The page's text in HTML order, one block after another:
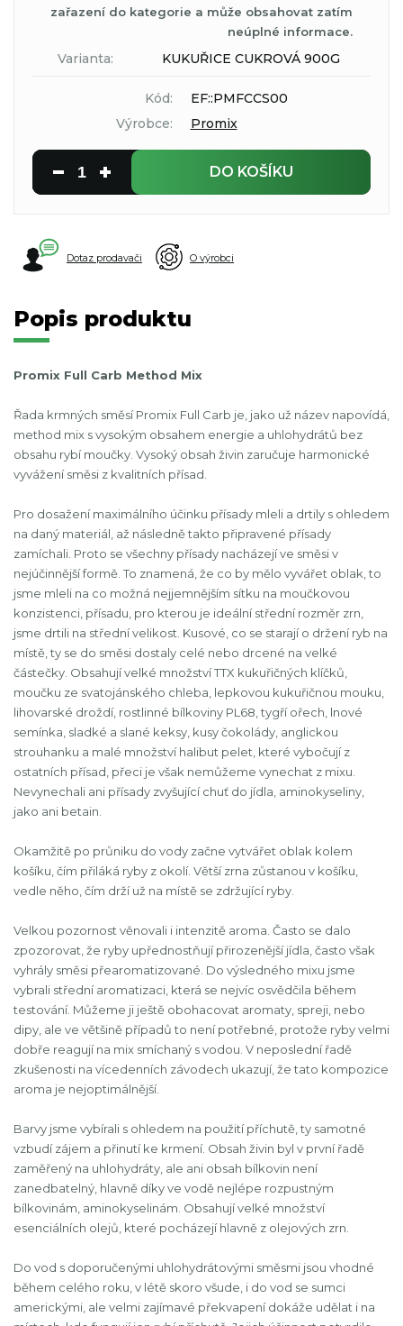
zařazení do kategorie a může obsahovat zatím
neúplné informace.
Varianta: KUKUŘICE CUKROVÁ 900G
Kód:
EF::PMFCCS00
Výrobce:
Promix
DO KOŠÍKU
Dotaz prodavači O výrobci
Popis produktu
Promix Full Carb Method Mix
Řada krmných směsí Promix Full Carb je, jako už název napovídá,
method mix s vysokým obsahem energie a uhlohydrátů bez
obsahu rybí moučky. Vysoký obsah živin zaručuje harmonické
vyvážení směsi z kvalitních přísad.
Pro dosažení maximálního účinku přísady mleli a drtily s ohledem
na daný materiál, až následně takto připravené přísady
zamíchali. Proto se všechny přísady nacházejí ve směsi v
nejúčinnější formě. To znamená, že co by mělo vyvářet oblak, to
jsme mleli na co možná nejjemnějším sítku na moučkovou
konzistenci, přísadu, pro kterou je ideální střední rozměr zrn,
jsme drtili na střední velikost. Kusové, co se starají o držení ryb na
místě, ty se do směsi dostaly celé nebo drcené na velké
částečky. Obsahují velké množství TTX kukuřičných klíčků,
moučku ze svatojánského chleba, lepkovou kukuřičnou mouku,
lihovarské droždí, rostlinné bílkoviny PL68, tygří ořech, lnové
semínka, sladké a slané keksy, kusy čokolády, anglickou
strouhanku a malé množství halibut pelet, které vybočují z
ostatních přísad, přeci je však nemůžeme vynechat z mixu.
Nevynechali ani přísady zvyšující chuť do jídla, aminokyseliny,
jako ani betain.
Okamžitě po průniku do vody začne vytvářet oblak kolem
košíku, čím přiláká ryby z okolí. Větší zrna zůstanou v košíku,
vedle něho, čím drží už na místě se zdržující ryby.
Velkou pozornost věnovali i intenzitě aroma. Často se dalo
zpozorovat, že ryby upřednostňují přirozenější jídla, často však
vyhrály směsi přearomatizované. Do výsledného mixu jsme
vybrali střední aromatizaci, která se nejvíc osvědčila během
testování. Můžeme ji ještě obohacovat aromaty, spreji, nebo
dipy, ale ve většině případů to není potřebné, protože ryby velmi
dobře reagují na mix smíchaný s vodou. V neposlední řadě
zkušenosti na vícedenních závodech ukazují, že tato kompozice
aroma je nejoptimálnější.
Barvy jsme vybírali s ohledem na použití příchutě, ty samotné
vzbudí zájem a přinutí ke krmení. Obsah živin byl v první řadě
zaměřený na uhlohydráty, ale ani obsah bílkovin není
zanedbatelný, hlavně díky ve vodě nejlépe rozpustným
bílkovinám, aminokyselinám. Obsahují velké množství
esenciálních olejů, které pocházejí hlavně z olejových zrn.
Do vod s doporučenými uhlohydrátovými směsmi jsou vhodné
během celého roku, v létě skoro všude, i do vod se sumci
americkými, ale velmi zajímavé překvapení dokáže udělat i na